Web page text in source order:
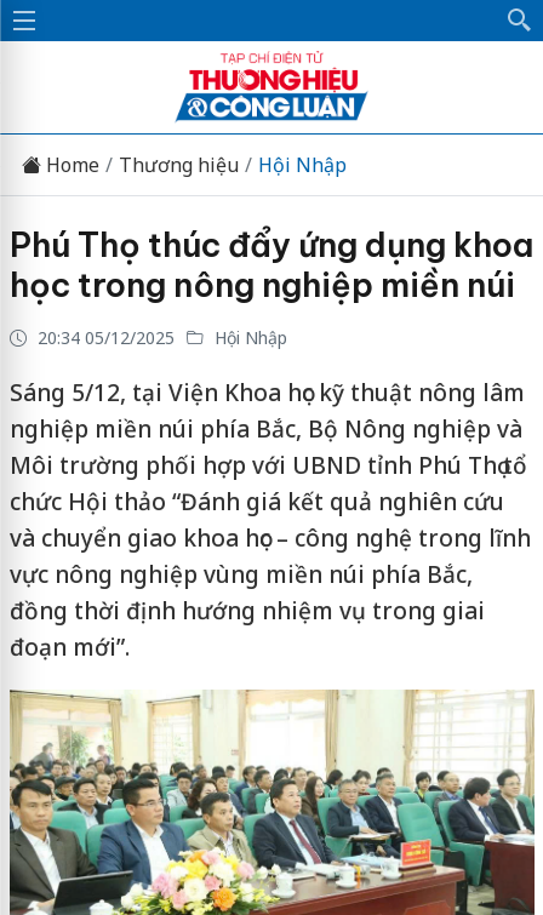
Home Thương hiệu Hội Nhập
Phú Thọ thúc đẩy ứng dụng khoa
học trong nông nghiệp miền núi
20:34 05/12/2025 Hội Nhập
Sáng 5/12, tại Viện Khoa học kỹ thuật nông lâm
nghiệp miền núi phía Bắc, Bộ Nông nghiệp và
Môi trường phối hợp với UBND tỉnh Phú Thọ tổ
chức Hội thảo “Đánh giá kết quả nghiên cứu
và chuyển giao khoa học – công nghệ trong lĩnh
vực nông nghiệp vùng miền núi phía Bắc,
đồng thời định hướng nhiệm vụ trong giai
đoạn mới”.